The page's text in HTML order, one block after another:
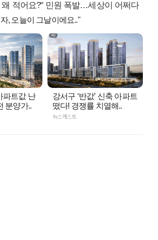
왜 적어요?" 민원 폭발…세상이 어쩌다
, 오늘이 그날이에요.."
파트값 난
분양가..
강서구 ‘반값’ 신축 아파트
떴다! 경쟁률 치열해..
뉴스캐스트